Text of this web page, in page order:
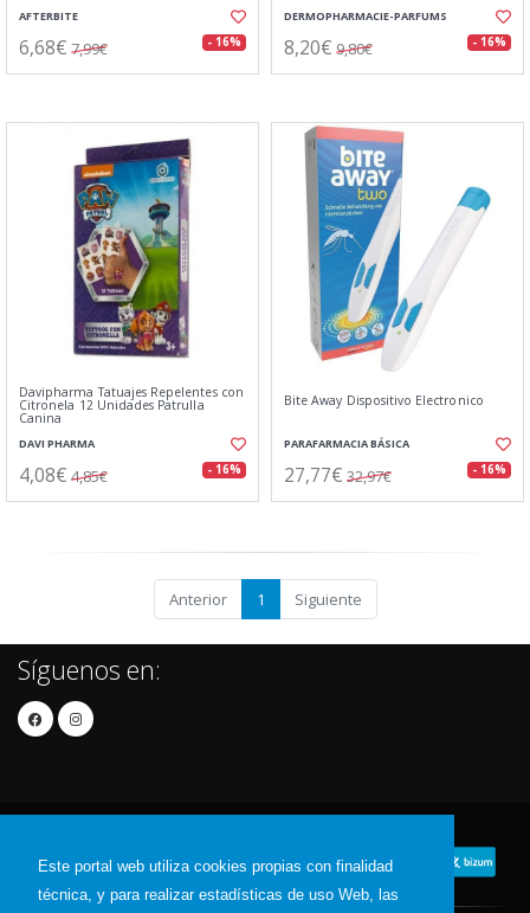
Este portal web utiliza cookies propias con finalidad
técnica, y para realizar estadísticas de uso Web, las
AFTERBITE
6,68€ 7,99€ - 16%
DERMOPHARMACIE-PARFUMS
8,20€ 9,80€ - 16%
Davipharma Tatuajes Repelentes con
Citronela 12 Unidades Patrulla
Canina
DAVI PHARMA
4,08€ 4,85€ - 16%
Bite Away Dispositivo Electronico
PARAFARMACIA BÁSICA
27,77€ 32,97€ - 16%
Anterior 1 Siguiente
Síguenos en: